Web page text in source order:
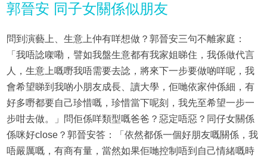
郭晉安 同子女關係似朋友
問到演藝上、生意上仲有咩想做？郭晉安三句不離家庭：
「我唔諗㗎嘞，譬如我盤生意都有我家姐睇住，我係做代言
人，生意上嘅嘢我唔需要去諗，將來下一步要做啲咩呢，我
會希望睇到我啲小朋友成長、讀大學，佢哋依家仲係細，有
好多嘢都要自己珍惜嘅，珍惜當下呢刻，我先至希望一步一
步咁去做。」問佢係咩類型嘅爸爸？惡定唔惡？同仔女關係
係咪好close？郭晉安答：「依然都係一個好朋友嘅關係，我
唔嚴厲嘅，有商有量，當然如果佢哋控制唔到自己情緒嘅時